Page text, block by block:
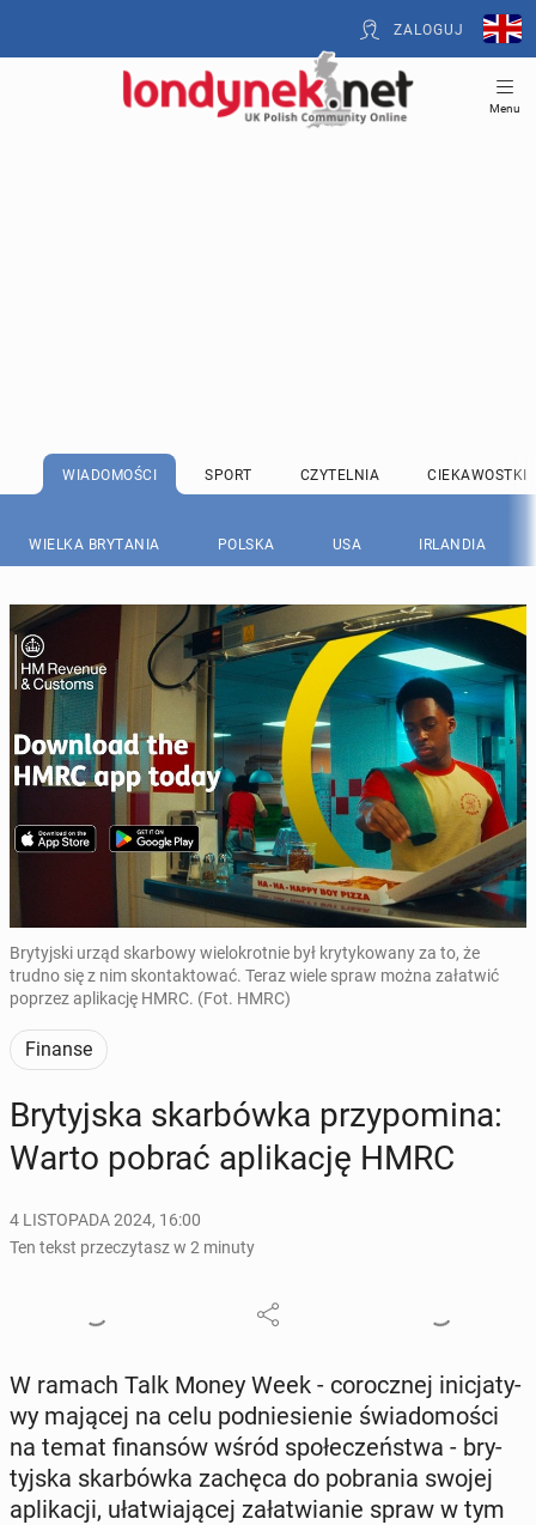
ZALOGUJ
Menu
WIADOMOŚCI SPORT CZYTELNIA CIEKAWOSTKI
WIELKA BRYTANIA POLSKA USA IRLANDIA
Brytyjski urząd skarbowy wielokrotnie był krytykowany za to, że
trudno się z nim skontaktować. Teraz wiele spraw można załatwić
poprzez aplikację HMRC. (Fot. HMRC)
Finanse
Bry­tyj­ska skar­bów­ka przy­po­mi­na:
Warto pobrać apli­ka­cję HMRC
4 LISTOPADA 2024, 16:00
Ten tekst przeczytasz w 2 minuty
W ramach Talk Money Week - co­rocz­nej ini­cja­ty­
wy mającej na celu pod­nie­sie­nie świa­do­mo­ści
na temat fi­nan­sów wśród spo­łe­czeń­stwa - bry­
tyj­ska skar­bów­ka zachęca do po­bra­nia swojej
apli­ka­cji, uła­twia­ją­cej za­ła­twia­nie spraw w tym